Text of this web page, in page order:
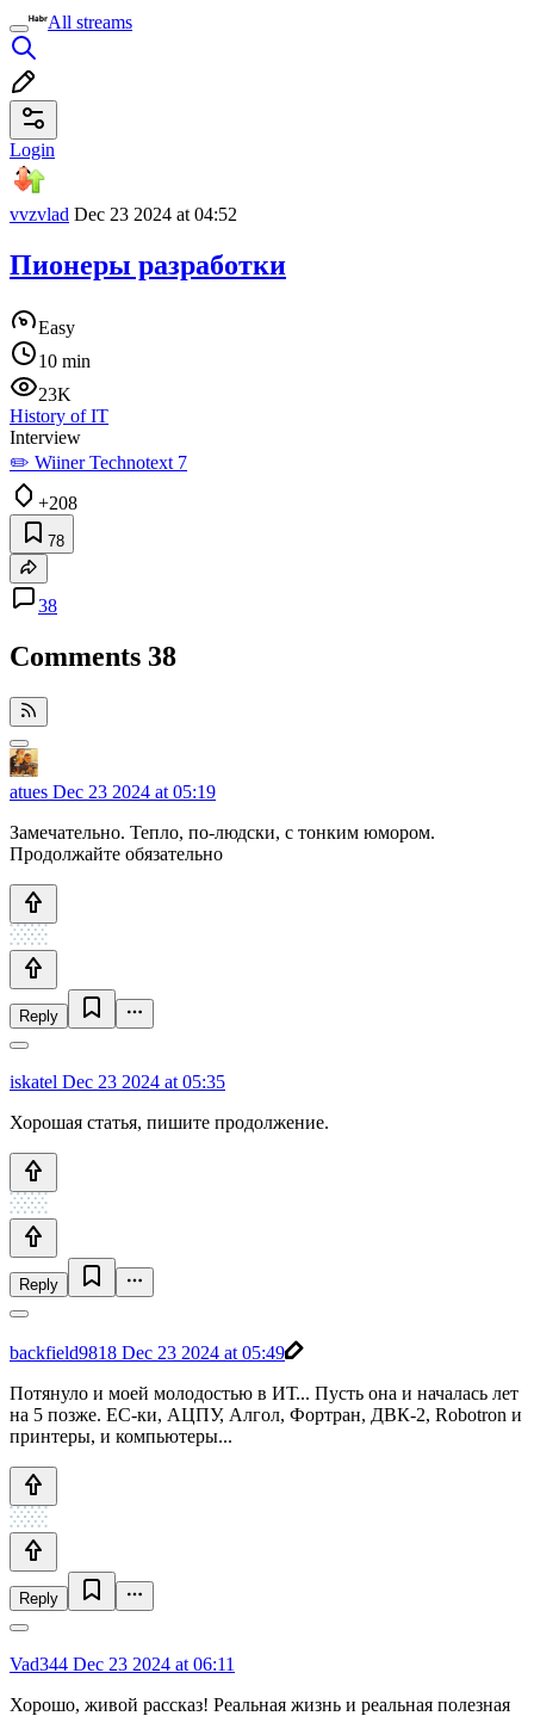
All streams
Login
vvzvlad Dec 23 2024 at 04:52
Пионеры разработки
Easy
10 min
23K
History of IT
Interview
✏️ Wiiner Technotext 7
+208
78
38
Comments 38
atues Dec 23 2024 at 05:19
Замечательно. Тепло, по-людски, с тонким юмором.
Продолжайте обязательно
Reply
iskatel Dec 23 2024 at 05:35
Хорошая статья, пишите продолжение.
Reply
backfield9818 Dec 23 2024 at 05:49
Потянуло и моей молодостью в ИТ... Пусть она и началась лет
на 5 позже. ЕС-ки, АЦПУ, Алгол, Фортран, ДВК-2, Robotron и
принтеры, и компьютеры...
Reply
Vad344 Dec 23 2024 at 06:11
Хорошо, живой рассказ! Реальная жизнь и реальная полезная